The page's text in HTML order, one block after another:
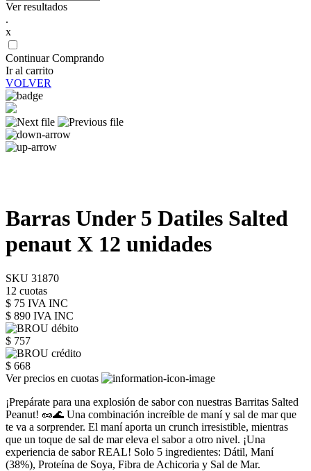
Ver resultados
.
x
Continuar Comprando
Ir al carrito
VOLVER
Barras Under 5 Datiles Salted
penaut X 12 unidades
SKU 31870
12 cuotas
$ 75 IVA INC
$ 890 IVA INC
$ 757
$ 668
Ver precios en cuotas
¡Prepárate para una explosión de sabor con nuestras Barritas Salted
Peanut! 🥜🌊 Una combinación increíble de maní y sal de mar que
te va a sorprender. El maní aporta un crunch irresistible, mientras
que un toque de sal de mar eleva el sabor a otro nivel. ¡Una
experiencia de sabor REAL! Solo 5 ingredientes: Dátil, Maní
(38%), Proteína de Soya, Fibra de Achicoria y Sal de Mar.